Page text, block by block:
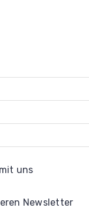
uns
Newsletter